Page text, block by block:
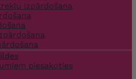
izpārdošana
piesakoties